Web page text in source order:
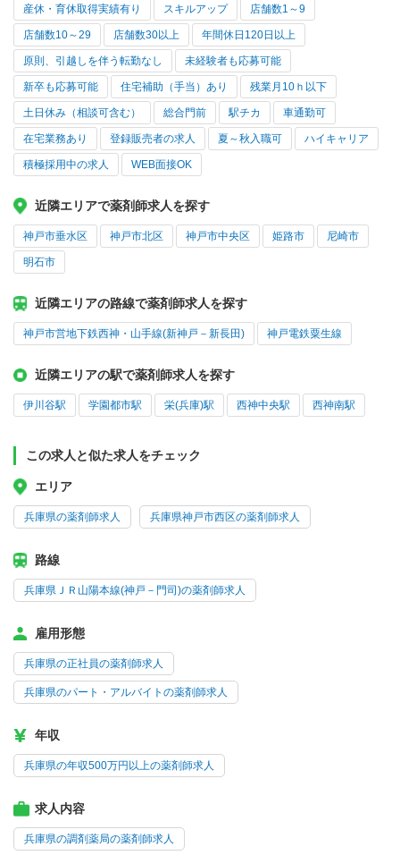
産休・育休取得実績有り スキルアップ 店舗数1～9
店舗数10～29 店舗数30以上 年間休日120日以上
原則、引越しを伴う転勤なし 未経験者も応募可能
新卒も応募可能 住宅補助（手当）あり 残業月10ｈ以下
土日休み（相談可含む） 総合門前 駅チカ 車通勤可
在宅業務あり 登録販売者の求人 夏～秋入職可 ハイキャリア
積極採用中の求人 WEB面接OK
近隣エリアで薬剤師求人を探す
神戸市垂水区 神戸市北区 神戸市中央区 姫路市 尼崎市
明石市
近隣エリアの路線で薬剤師求人を探す
神戸市営地下鉄西神・山手線(新神戸－新長田) 神戸電鉄粟生線
近隣エリアの駅で薬剤師求人を探す
伊川谷駅 学園都市駅 栄(兵庫)駅 西神中央駅 西神南駅
この求人と似た求人をチェック
エリア
兵庫県の薬剤師求人 兵庫県神戸市西区の薬剤師求人
路線
兵庫県ＪＲ山陽本線(神戸－門司)の薬剤師求人
雇用形態
兵庫県の正社員の薬剤師求人
兵庫県のパート・アルバイトの薬剤師求人
年収
兵庫県の年収500万円以上の薬剤師求人
求人内容
兵庫県の調剤薬局の薬剤師求人